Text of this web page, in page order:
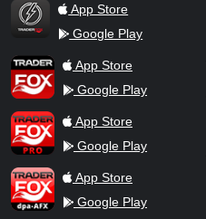
TraderFox Flash
App Store
Google Play
TraderFox AppApp Store
Google Play
TraderFox ProApp Store
Google Play
TraderFox dpa-AFX ProFeed
App Store
Google Play